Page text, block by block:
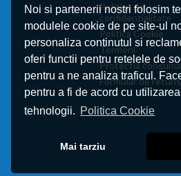
Noi si partenerii nostri folosim
modulele cookie de pe site-ul
personaliza continutul si
oferi functii pentru retelele de
pentru a ne analiza traficul.
pentru a fi de acord cu
tehnologii. Politica Cookie
Mai tarziu
Politica de
confidentialitate
Politica Cookie
Termeni
Protectia
Formular de